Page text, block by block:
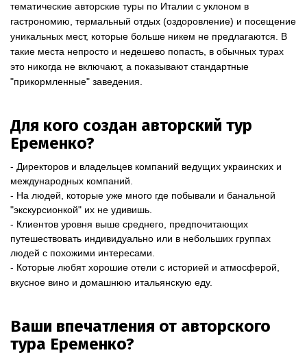
тематические авторские туры по Италии с уклоном в
гастрономию, термальный отдых (оздоровление) и посещение
уникальных мест, которые больше никем не предлагаются. В
такие места непросто и недешево попасть, в обычных турах
это никогда не включают, а показывают стандартные
"прикормленные" заведения.
Для кого создан авторский тур
Еременко?
- Директоров и владельцев компаний ведущих украинских и
международных компаний.
- На людей, которые уже много где побывали и банальной
"экскурсионкой" их не удивишь.
- Клиентов уровня выше среднего, предпочитающих
путешествовать индивидуально или в небольших группах
людей с похожими интересами.
- Которые любят хорошие отели с историей и атмосферой,
вкусное вино и домашнюю итальянскую еду.
Ваши впечатления от авторского
тура Еременко?